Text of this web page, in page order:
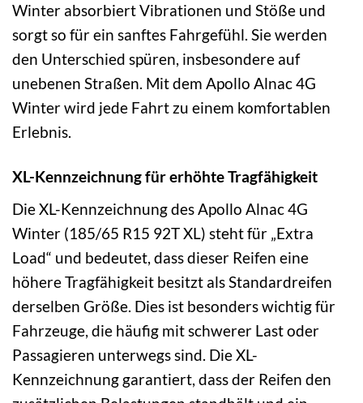
Winter absorbiert Vibrationen und Stöße und
sorgt so für ein sanftes Fahrgefühl. Sie werden
den Unterschied spüren, insbesondere auf
unebenen Straßen. Mit dem Apollo Alnac 4G
Winter wird jede Fahrt zu einem komfortablen
Erlebnis.
XL-Kennzeichnung für erhöhte Tragfähigkeit
Die XL-Kennzeichnung des Apollo Alnac 4G
Winter (185/65 R15 92T XL) steht für „Extra
Load“ und bedeutet, dass dieser Reifen eine
höhere Tragfähigkeit besitzt als Standardreifen
derselben Größe. Dies ist besonders wichtig für
Fahrzeuge, die häufig mit schwerer Last oder
Passagieren unterwegs sind. Die XL-
Kennzeichnung garantiert, dass der Reifen den